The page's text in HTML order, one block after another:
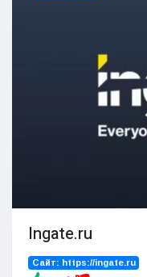
Ingate.ru
Сайт: https://ingate.ru